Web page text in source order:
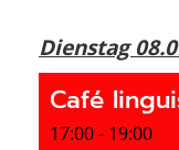
Dienstag
Café
17:00 - 19:00